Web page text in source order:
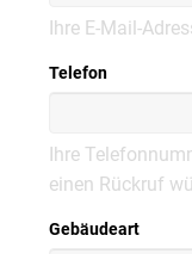
Ihre E-Mail-
Telefon
Ihre
einen Rückruf
Gebäudeart